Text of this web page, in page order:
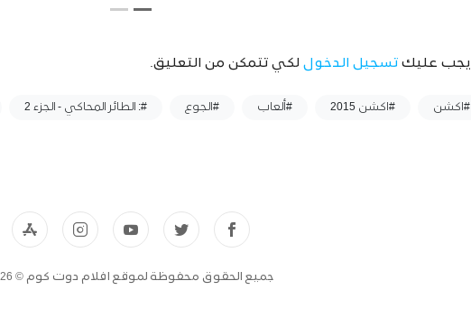
يجب عليك تسجيل الدخول لكي تتمكن من التعليق.
#اكشن #اكشن 2015 #ألعاب #الجوع #: الطائر المحاكي - الجزء 2
جميع الحقوق محفوظة لموقع افلام دوت كوم © 2026